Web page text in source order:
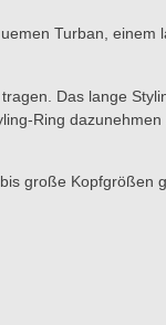
Turban, einem
Das lange
Ring
große Kopfgrößen